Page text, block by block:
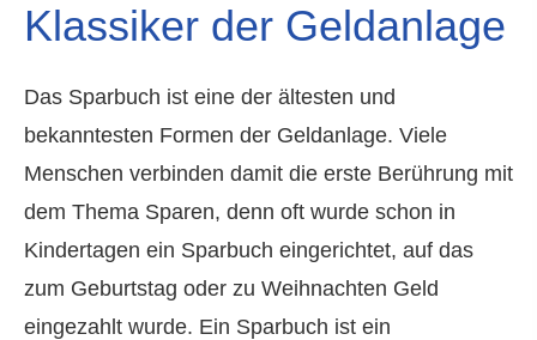
Klassiker der Geldanlage
Das Sparbuch ist eine der ältesten und
bekanntesten Formen der Geldanlage. Viele
Menschen verbinden damit die erste Berührung mit
dem Thema Sparen, denn oft wurde schon in
Kindertagen ein Sparbuch eingerichtet, auf das
zum Geburtstag oder zu Weihnachten Geld
eingezahlt wurde. Ein Sparbuch ist ein